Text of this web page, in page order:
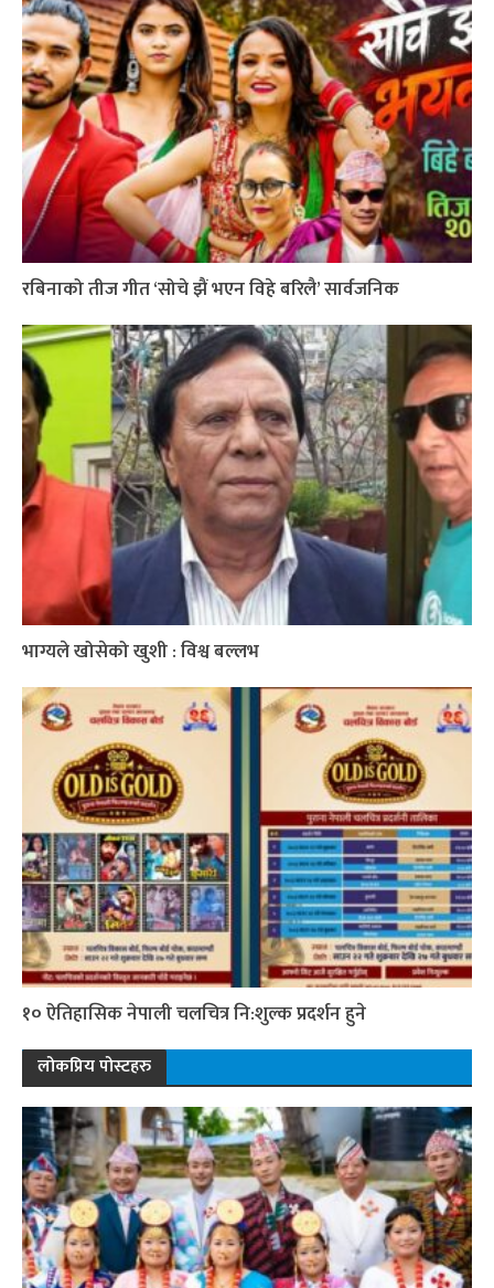
रबिनाको तीज गीत ‘सोचे झैं भएन विहे बरिलै’ सार्वजनिक
भाग्यले खोसेको खुशी : विश्व बल्लभ
१० ऐतिहासिक नेपाली चलचित्र नि:शुल्क प्रदर्शन हुने
लोकप्रिय पोस्टहरु